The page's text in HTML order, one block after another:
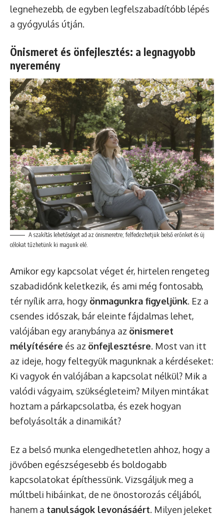
legnehezebb, de egyben legfelszabadítóbb lépés
a gyógyulás útján.
Önismeret és önfejlesztés: a legnagyobb
nyeremény
A szakítás lehetőséget ad az önismeretre; felfedezhetjük belső erőnket és új
célokat tűzhetünk ki magunk elé.
Amikor egy kapcsolat véget ér, hirtelen rengeteg
szabadidőnk keletkezik, és ami még fontosabb,
tér nyílik arra, hogy önmagunkra figyeljünk. Ez a
csendes időszak, bár eleinte fájdalmas lehet,
valójában egy aranybánya az önismeret
mélyítésére és az önfejlesztésre. Most van itt
az ideje, hogy feltegyük magunknak a kérdéseket:
Ki vagyok én valójában a kapcsolat nélkül? Mik a
valódi vágyaim, szükségleteim? Milyen mintákat
hoztam a párkapcsolatba, és ezek hogyan
befolyásolták a dinamikát?
Ez a belső munka elengedhetetlen ahhoz, hogy a
jövőben egészségesebb és boldogabb
kapcsolatokat építhessünk. Vizsgáljuk meg a
múltbeli hibáinkat, de ne önostorozás céljából,
hanem a tanulságok levonásáért. Milyen jeleket